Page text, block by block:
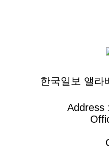
한국일보 앨라
Address